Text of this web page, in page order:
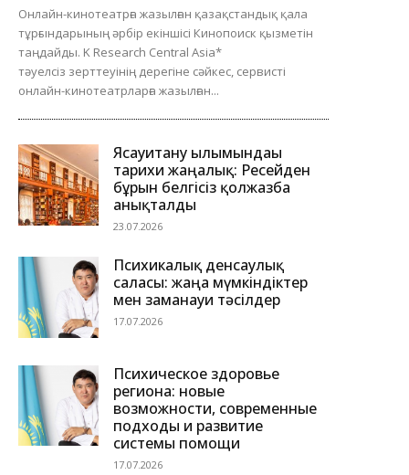
Онлайн-кинотеатрға жазылған қазақстандық қала
тұрғындарының әрбір екіншісі Кинопоиск қызметін
таңдайды. K Research Central Asia*
тәуелсіз зерттеуінің дерегіне сәйкес, сервисті
онлайн-кинотеатрларға жазылған...
Ясауитану ғылымындағы
тарихи жаңалық: Ресейден
бұрын белгісіз қолжазба
анықталды
23.07.2026
Психикалық денсаулық
саласы: жаңа мүмкіндіктер
мен заманауи тәсілдер
17.07.2026
Психическое здоровье
региона: новые
возможности, современные
подходы и развитие
системы помощи
17.07.2026